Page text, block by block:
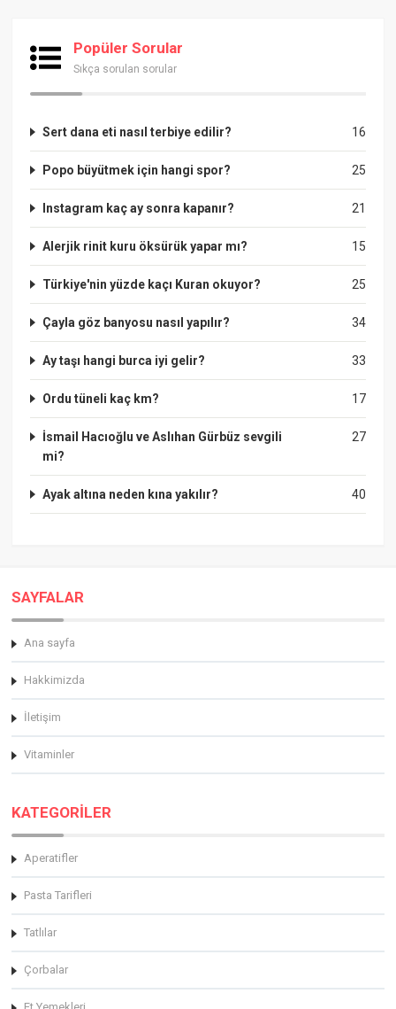
Popüler Sorular
Sıkça sorulan sorular
16
Sert dana eti nasıl terbiye edilir?
25
Popo büyütmek için hangi spor?
21
Instagram kaç ay sonra kapanır?
15
Alerjik rinit kuru öksürük yapar mı?
25
Türkiye'nin yüzde kaçı Kuran okuyor?
34
Çayla göz banyosu nasıl yapılır?
33
Ay taşı hangi burca iyi gelir?
17
Ordu tüneli kaç km?
27
İsmail Hacıoğlu ve Aslıhan Gürbüz sevgili
mi?
40
Ayak altına neden kına yakılır?
SAYFALAR
Ana sayfa
Hakkimizda
İletişim
Vitaminler
KATEGORİLER
Aperatifler
Pasta Tarifleri
Tatlılar
Çorbalar